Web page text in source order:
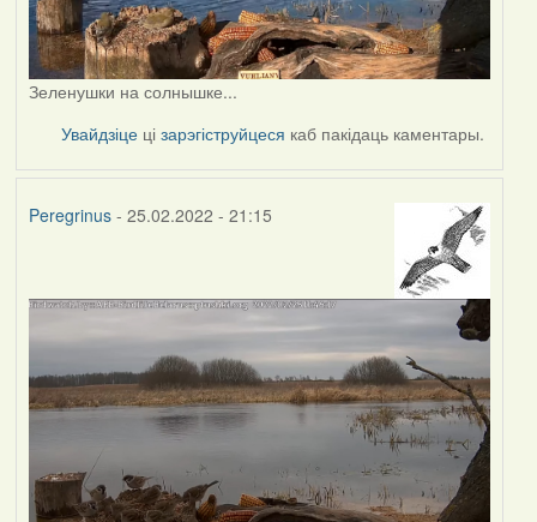
Зеленушки на солнышке...
Увайдзіце цізарэгіструйцеся каб пакідаць каментары.
Peregrinus- 25.02.2022 - 21:15